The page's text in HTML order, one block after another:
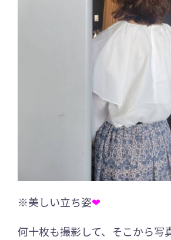
※美しい立ち姿❤
何十枚も撮影して、そこから写